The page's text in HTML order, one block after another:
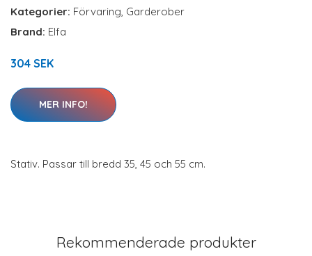
Kategorier: Förvaring, Garderober
Brand: Elfa
304 SEK
MER INFO!
Stativ. Passar till bredd 35, 45 och 55 cm.
Rekommenderade produkter